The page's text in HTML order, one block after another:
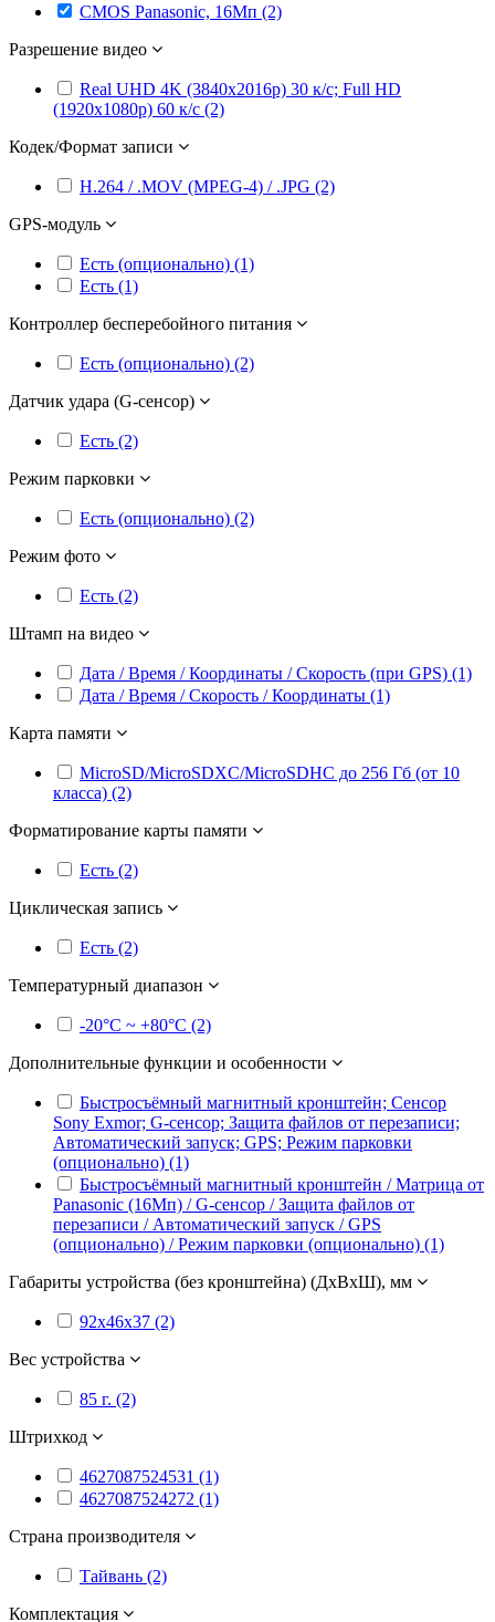
CMOS Panasonic, 16Мп (2)
Разрешение видео
Real UHD 4K (3840x2016p) 30 к/с; Full HD
(1920x1080p) 60 к/с (2)
Кодек/Формат записи
H.264 / .MOV (MPEG-4) / .JPG (2)
GPS-модуль
Есть (опционально) (1)
Есть (1)
Контроллер бесперебойного питания
Есть (опционально) (2)
Датчик удара (G-сенсор)
Есть (2)
Режим парковки
Есть (опционально) (2)
Режим фото
Есть (2)
Штамп на видео
Дата / Время / Координаты / Скорость (при GPS) (1)
Дата / Время / Скорость / Координаты (1)
Карта памяти
MicroSD/MicroSDXC/MicroSDHC до 256 Гб (от 10
класса) (2)
Форматирование карты памяти
Есть (2)
Циклическая запись
Есть (2)
Температурный диапазон
-20°С ~ +80°С (2)
Дополнительные функции и особенности
Быстросъёмный магнитный кронштейн; Cенсор
Sony Exmor; G-сенсор; Защита файлов от перезаписи;
Автоматический запуск; GPS; Режим парковки
(опционально) (1)
Быстросъёмный магнитный кронштейн / Матрица от
Panasonic (16Мп) / G-сенсор / Защита файлов от
перезаписи / Автоматический запуск / GPS
(опционально) / Режим парковки (опционально) (1)
Габариты устройства (без кронштейна) (ДxВxШ), мм
92x46x37 (2)
Вес устройства
85 г. (2)
Штрихкод
4627087524531 (1)
4627087524272 (1)
Страна производителя
Тайвань (2)
Комплектация